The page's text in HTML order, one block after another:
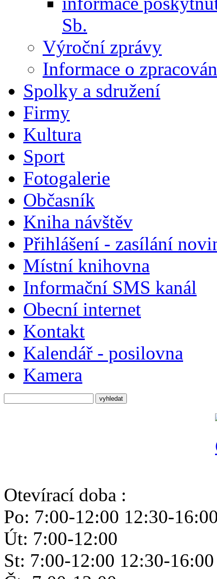
Sb.
Výroční zprávy
Informace o
Spolky a sdružení
Firmy
Kultura
Sport
Fotogalerie
Občasník
Kniha návštěv
Přihlášení - zasílání
Místní knihovna
Informační SMS kanál
Obecní internet
Kontakt
Kalendář - posilovna
Kamera
Otevírací doba :
Po: 7:00-12:00 12:30-
Út: 7:00-12:00
St: 7:00-12:00 12:30-16:00